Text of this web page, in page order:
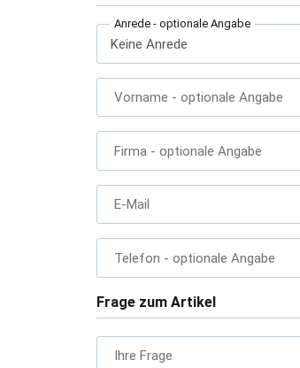
Anrede - optionale Angabe
Vorname - optionale Angabe
Firma - optionale Angabe
E-Mail
Telefon - optionale Angabe
Frage zum Artikel
Ihre Frage